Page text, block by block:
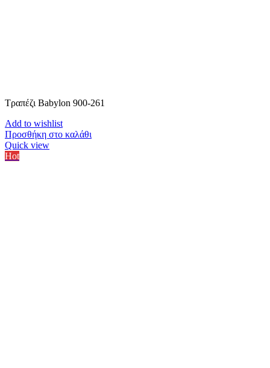
Τραπέζι Babylon 900-261
Add to wishlist
Προσθήκη στο καλάθι
Quick view
Hot